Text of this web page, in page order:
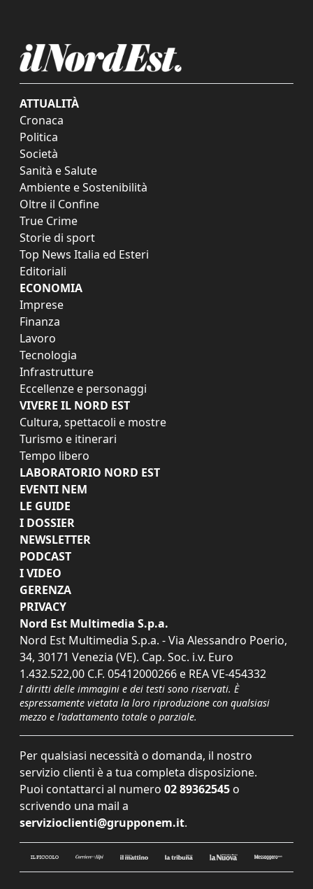
ATTUALITÀ
Cronaca
Politica
Società
Sanità e Salute
Ambiente e Sostenibilità
Oltre il Confine
True Crime
Storie di sport
Top News Italia ed Esteri
Editoriali
ECONOMIA
Imprese
Finanza
Lavoro
Tecnologia
Infrastrutture
Eccellenze e personaggi
VIVERE IL NORD EST
Cultura, spettacoli e mostre
Turismo e itinerari
Tempo libero
LABORATORIO NORD EST
EVENTI NEM
LE GUIDE
I DOSSIER
NEWSLETTER
PODCAST
I VIDEO
GERENZA
PRIVACY
Nord Est Multimedia S.p.a.
Nord Est Multimedia S.p.a. - Via Alessandro Poerio,
34, 30171 Venezia (VE). Cap. Soc. i.v. Euro
1.432.522,00 C.F. 05412000266 e REA VE-454332
I diritti delle immagini e dei testi sono riservati. È
espressamente vietata la loro riproduzione con qualsiasi
mezzo e l'adattamento totale o parziale.
Per qualsiasi necessità o domanda, il nostro
servizio clienti è a tua completa disposizione.
Puoi contattarci al numero 02 89362545 o
scrivendo una mail a
servizioclienti@grupponem.it.